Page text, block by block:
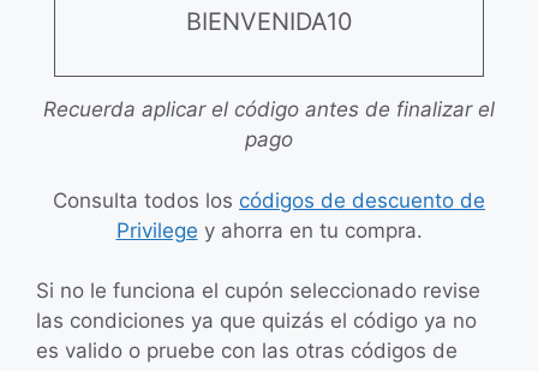
BIENVENIDA10
Recuerda aplicar el código antes de finalizar el
pago
Consulta todos los códigos de descuento de
Privilege y ahorra en tu compra.
Si no le funciona el cupón seleccionado revise
las condiciones ya que quizás el código ya no
es valido o pruebe con las otras códigos de